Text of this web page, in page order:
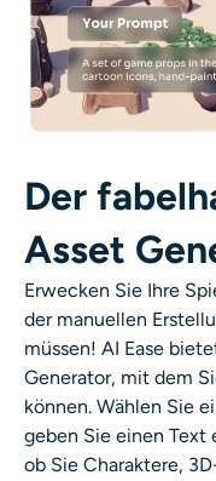
KI-Filter
Headshot-
KI-Headshot-
Passfoto-Ersteller
Video-Werkzeuge
Videoeffekte
Video-Verstärker
Der
Asset
Erwecken Sie Ihre
der manuellen
müssen! AI Ease
Generator, mit dem
können. Wählen Sie
geben Sie einen Text
ob Sie Charaktere,